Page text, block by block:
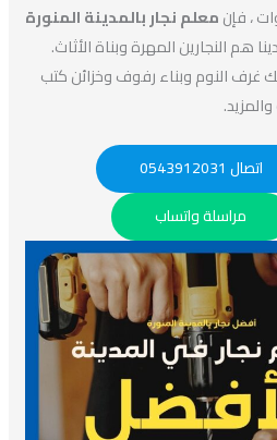
معلم نجار بالمدينة المنورة
النجارين المهرة وبناة الأثاث.
النوم وبناء رفوف وخزائن كتب
مراسلة واتساب